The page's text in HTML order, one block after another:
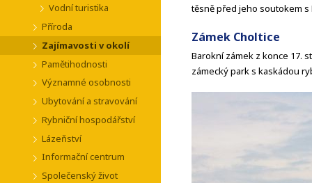
Vodní turistika
Příroda
Zajímavosti v okolí
Pamětihodnosti
Významné osobnosti
Ubytování a stravování
Rybniční hospodářství
Lázeňství
Informační centrum
Společenský život
těsně před jeho soutokem s
Zámek Choltice
Barokní zámek z konce 17.
zámecký park s kaskádou